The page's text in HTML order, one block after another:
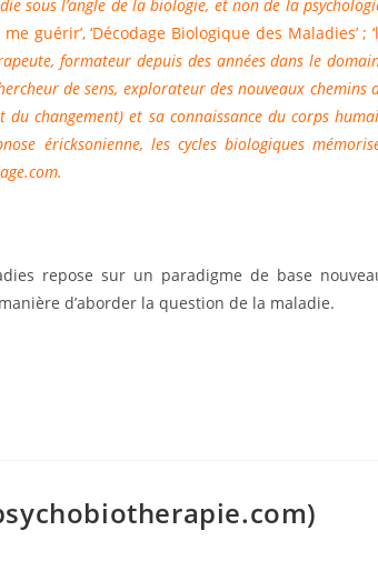
sous l’angle de la biologie, et non de la
guérir’, ‘Décodage Biologique des Maladies’ ;
formateur depuis des années dans le
de sens, explorateur des nouveaux chemins
changement) et sa connaissance du corps
éricksonienne, les cycles biologiques
.
repose sur un paradigme de base
d’aborder la question de la maladie.